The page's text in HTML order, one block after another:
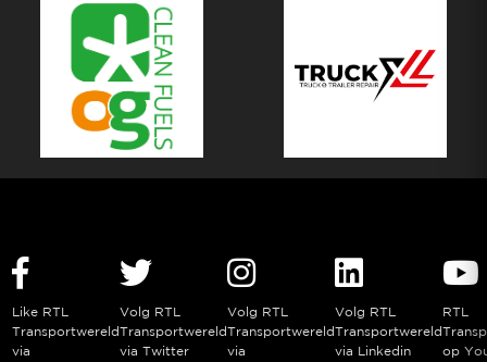
Like RTL
Transportwereld
via
Volg RTL
Transportwereld
via Twitter
Volg RTL
Transportwereld
via
Volg RTL
Transportwereld
via Linkedin
RTL
op